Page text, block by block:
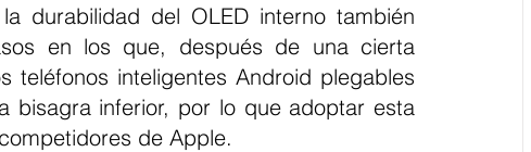
durabilidad del OLED interno también
en los que, después de una cierta
inteligentes Android plegables
bisagra inferior, por lo que adoptar esta
de Apple.